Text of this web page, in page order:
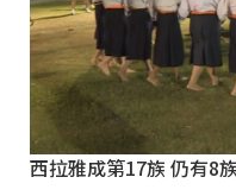
西拉雅成第17族 仍有8